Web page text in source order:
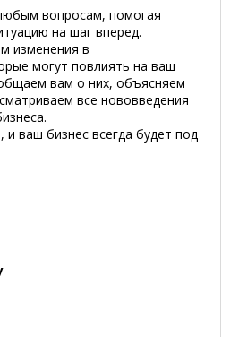
вопросам, помогая
на шаг вперед.
изменения в
могут повлиять на ваш
вам о них, объясняем
все нововведения
и ваш бизнес всегда будет под